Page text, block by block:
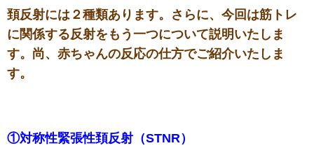
頚反射には２種類あります。さらに、今回は筋トレ
に関係する反射をもう一つについて説明いたしま
す。尚、赤ちゃんの反応の仕方でご紹介いたしま
す。
①対称性緊張性頚反射（STNR）